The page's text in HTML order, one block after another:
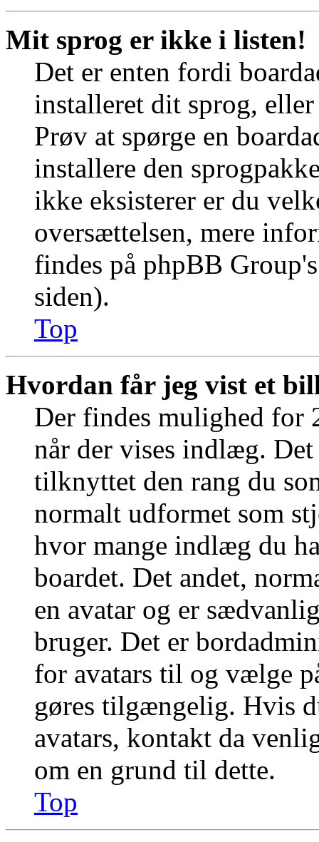
Mit sprog er ikke i listen!
Det er enten fordi
installeret dit sprog,
Prøv at spørge en
installere den
ikke eksisterer er du
oversættelsen, mere
findes på phpBB
siden).
Top
Hvordan får jeg vist et
Der findes mulighed for
når der vises indlæg.
tilknyttet den rang du
normalt udformet som
hvor mange indlæg du
boardet. Det andet,
en avatar og er
bruger. Det er
for avatars til og vælge
gøres tilgængelig. Hvis
avatars, kontakt da
om en grund til dette.
Top